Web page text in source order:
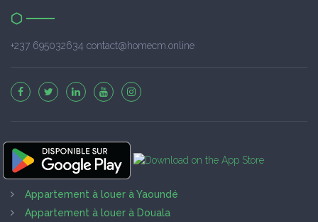
+237 695032634 contact@homecm.online
Appartement à louer à Yaoundé
Appartement à louer à Douala